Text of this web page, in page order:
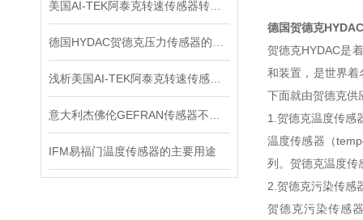
IFM易福门温度传感器的主要用途
德国贺德克
贺德克HYDAC是
和装置，是世界
下面就由贺德克供
1.贺德克温度传感
温度传感器（
列。贺德克温度传
2.贺德克污染传感
贺德克污染传感